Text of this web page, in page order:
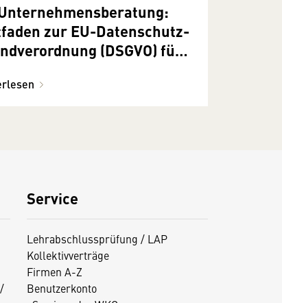
zur EU-Datenschutz-
(DSGVO) für
Service
Lehrabschlussprüfung / LAP
Kollektivverträge
Firmen A-Z
Benutzerkonto